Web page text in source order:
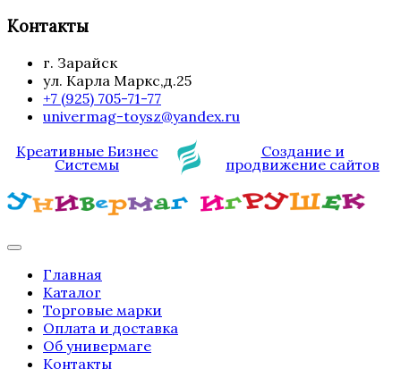
Контакты
г. Зарайск
ул. Карла Маркс,д.25
+7 (925) 705-71-77
univermag-toysz@yandex.ru
Креативные Бизнес
Системы
Создание и
продвижение сайтов
Главная
Каталог
Торговые марки
Оплата и доставка
Об универмаге
Контакты